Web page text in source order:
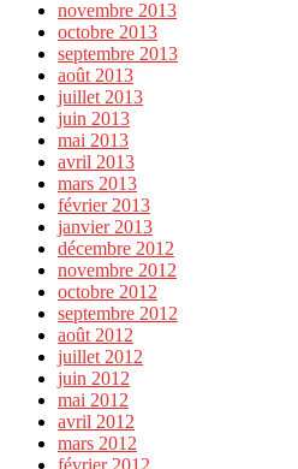
novembre 2013
octobre 2013
septembre 2013
août 2013
juillet 2013
juin 2013
mai 2013
avril 2013
mars 2013
février 2013
janvier 2013
décembre 2012
novembre 2012
octobre 2012
septembre 2012
août 2012
juillet 2012
juin 2012
mai 2012
avril 2012
mars 2012
février 2012